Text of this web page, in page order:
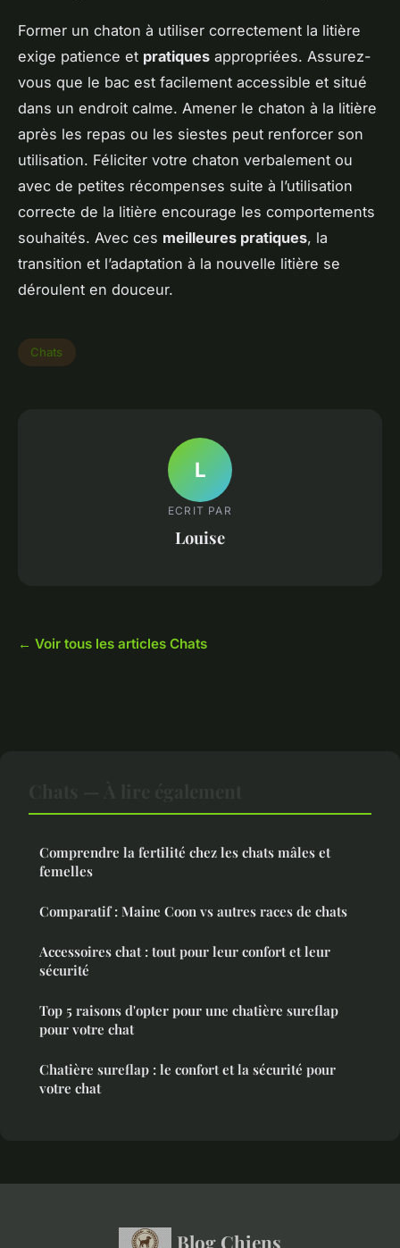
Former un chaton à utiliser correctement la litière
exige patience et pratiques appropriées. Assurez-
vous que le bac est facilement accessible et situé
dans un endroit calme. Amener le chaton à la litière
après les repas ou les siestes peut renforcer son
utilisation. Féliciter votre chaton verbalement ou
avec de petites récompenses suite à l’utilisation
correcte de la litière encourage les comportements
souhaités. Avec ces meilleures pratiques, la
transition et l’adaptation à la nouvelle litière se
déroulent en douceur.
Chats
L
ECRIT PAR
Louise
← Voir tous les articles Chats
Comprendre la fertilité chez les chats mâles et
femelles
Comparatif : Maine Coon vs autres races de chats
Accessoires chat : tout pour leur confort et leur
sécurité
Top 5 raisons d'opter pour une chatière sureflap
pour votre chat
Chatière sureflap : le confort et la sécurité pour
votre chat
Blog Chiens